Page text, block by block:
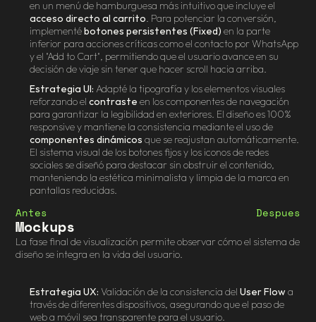
acceso directo al carrito. Para potenciar la conversión,
implementé botones persistentes (Fixed) en la parte
inferior para acciones críticas como el contacto por WhatsApp
y el "Add to Cart", permitiendo que el usuario avance en su
decisión de viaje sin tener que hacer scroll hacia arriba.
Estrategia UI: Adapté la tipografía y los elementos visuales
reforzando el contraste en los componentes de navegación
para garantizar la legibilidad en exteriores. El diseño es 100%
componentes dinámicos que se reajustan automáticamente.
El sistema visual de los botones fijos y los iconos de redes
sociales se diseñó para destacar sin obstruir el contenido,
manteniendo la estética minimalista y limpia de la marca en
pantallas reducidas.
Antes Despues
Mockups
La fase final de visualización permite observar cómo el sistema de
diseño se integra en la vida del usuario.
Estrategia UX: Validación de la consistencia del User Flow a
través de diferentes dispositivos, asegurando que el paso de
web a móvil sea transparente para el usuario.